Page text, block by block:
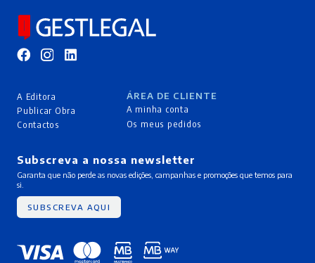
A Editora
Publicar Obra
Contactos
ÁREA DE CLIENTE
A minha conta
Os meus pedidos
Subscreva a nossa newsletter
Garanta que não perde as novas edições, campanhas e promoções que temos para
si.
SUBSCREVA AQUI